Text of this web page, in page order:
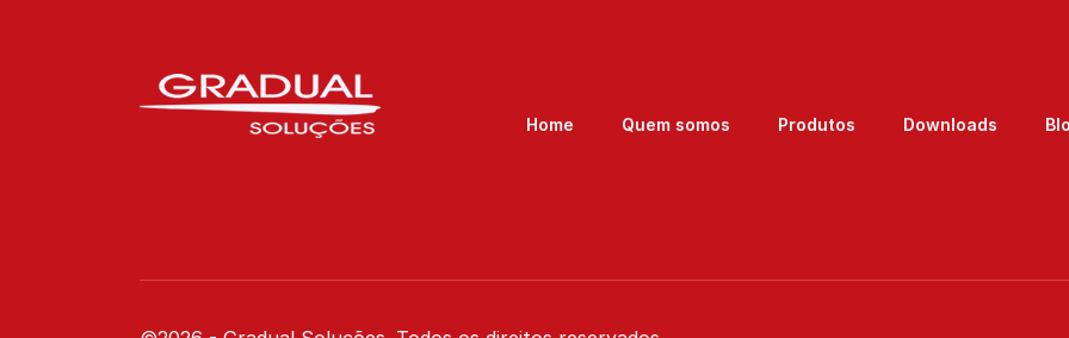
Home Quem somos Produtos Downloads